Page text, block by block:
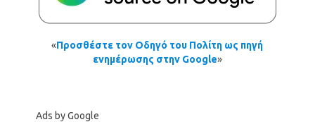
«Προσθέστε τον Οδηγό του Πολίτη ως πηγή
ενημέρωσης στην Google»
Ads by Google